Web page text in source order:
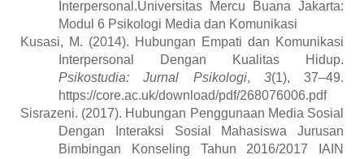
Interpersonal.Universitas Mercu Buana Jakarta:
Modul 6 Psikologi Media dan Komunikasi
Kusasi, M. (2014). Hubungan Empati dan Komunikasi
Interpersonal Dengan Kualitas Hidup.
Psikostudia: Jurnal Psikologi, 3(1), 37–49.
https://core.ac.uk/download/pdf/268076006.pdf
Sisrazeni. (2017). Hubungan Penggunaan Media Sosial
Dengan Interaksi Sosial Mahasiswa Jurusan
Bimbingan Konseling Tahun 2016/2017 IAIN